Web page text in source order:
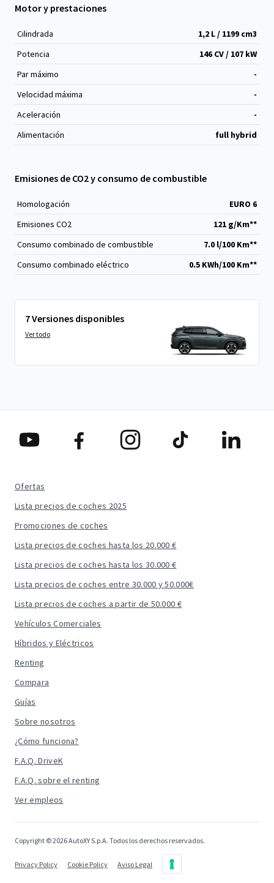
Motor y prestaciones
Cilindrada 1,2 L / 1199 cm3
Potencia
146 CV / 107 kW
Par máximo
-
Velocidad máxima
-
Aceleración
-
Alimentación
full hybrid
Emisiones de CO2 y consumo de combustible
Homologación
EURO 6
Emisiones CO2
121 g/Km**
Consumo combinado de combustible
7.0 l/100 Km**
Consumo combinado eléctrico
0.5 KWh/100 Km**
7 Versiones disponibles
Ver todo
Ofertas
Lista precios de coches 2025
Promociones de coches
Lista precios de coches hasta los 20.000 €
Lista precios de coches hasta los 30.000 €
Lista precios de coches entre 30.000 y 50.000€
Lista precios de coches a partir de 50.000 €
Vehículos Comerciales
Híbridos y Eléctricos
Renting
Compara
Guías
Sobre nosotros
¿Cómo funciona?
F.A.Q. DriveK
F.A.Q. sobre el renting
Ver empleos
Copyright © 2026 AutoXY S.p.A. Todos los derechos reservados.
Privacy Policy Cookie Policy Aviso Legal